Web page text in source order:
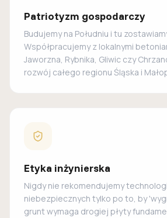
Patriotyzm gospodarczy
Budujemy na Południu i tu
Współpracujemy z lokalnymi
Jaworzna, Rybnika, Gliwic czy
rozwój całego regionu Śląska i
Etyka inżynierska
Nigdy nie rekomendujemy
niebezpiecznych tylko po to, by
grunt wymaga drogiej płyty